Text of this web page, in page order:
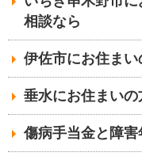
相談なら
伊佐市にお住ま
垂水にお住まい
傷病手当金と障害